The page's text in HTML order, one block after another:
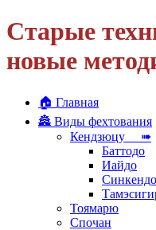
Старые
новые
🏠 Главная
🏯 Виды фехтования
Кендзюцу ➠
Баттодо
Иайдо
Синкендо
Тоямарю
Спочан